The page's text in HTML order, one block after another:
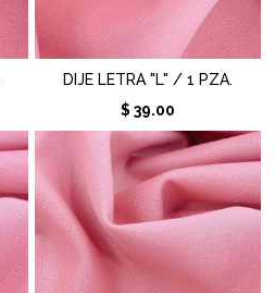
DIJE LETRA "L" / 1 PZA.
$ 39.00